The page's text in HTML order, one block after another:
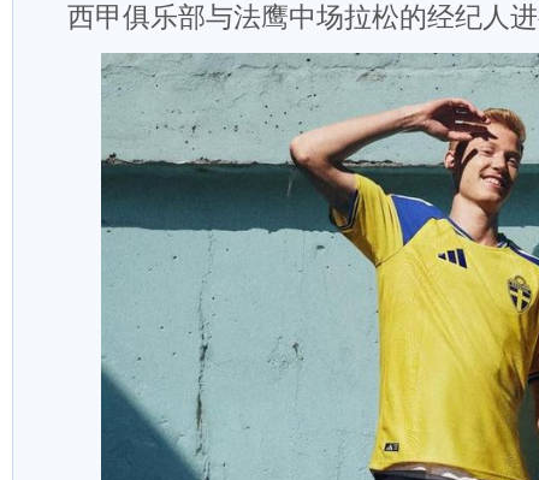
西甲俱乐部与法鹰中场拉松的经纪人